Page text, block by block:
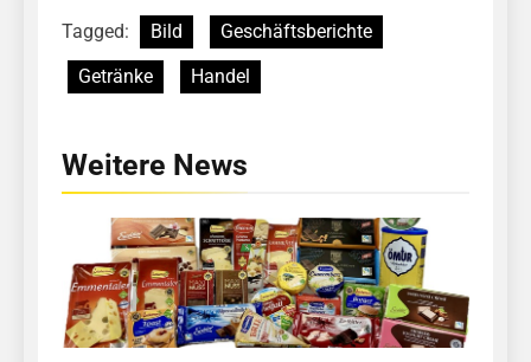
Tagged: Bild
Geschäftsberichte
Getränke
Handel
Weitere News